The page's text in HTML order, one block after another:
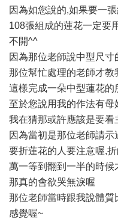
因為如您說的,如果要一
108張組成的蓮花一定要
不開^^
因為那位老師說中型尺
那位幫忙處理的老師才教
這樣完成一朵中型蓮花
至於您說用我的作法有母
我在猜那或許應該是要
因為當初是那位老師請
要折蓮花的人要注意喔,
萬一等到翻到一半的時候
那真的會欲哭無淚喔
那位老師當時跟我說體
感覺喔~